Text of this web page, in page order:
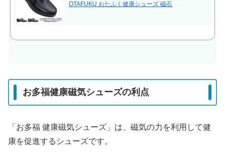
OTAFUKU おたふく健康シューズ 磁石
お多福健康磁気シューズの利点
「お多福 健康磁気シューズ」は、磁気の力を利用して健
康を促進するシューズです。